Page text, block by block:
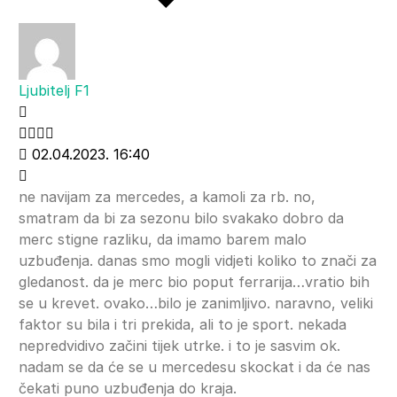
Ljubitelj F1
02.04.2023. 16:40
ne navijam za mercedes, a kamoli za rb. no,
smatram da bi za sezonu bilo svakako dobro da
merc stigne razliku, da imamo barem malo
uzbuđenja. danas smo mogli vidjeti koliko to znači za
gledanost. da je merc bio poput ferrarija…vratio bih
se u krevet. ovako…bilo je zanimljivo. naravno, veliki
faktor su bila i tri prekida, ali to je sport. nekada
nepredvidivo začini tijek utrke. i to je sasvim ok.
nadam se da će se u mercedesu skockat i da će nas
čekati puno uzbuđenja do kraja.